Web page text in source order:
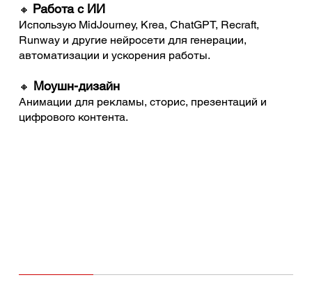
🔸 Работа с ИИ
Использую MidJourney, Krea, ChatGPT, Recraft,
Runway и другие нейросети для генерации,
автоматизации и ускорения работы.
🔸 Моушн-дизайн
Анимации для рекламы, сторис, презентаций и
цифрового контента.